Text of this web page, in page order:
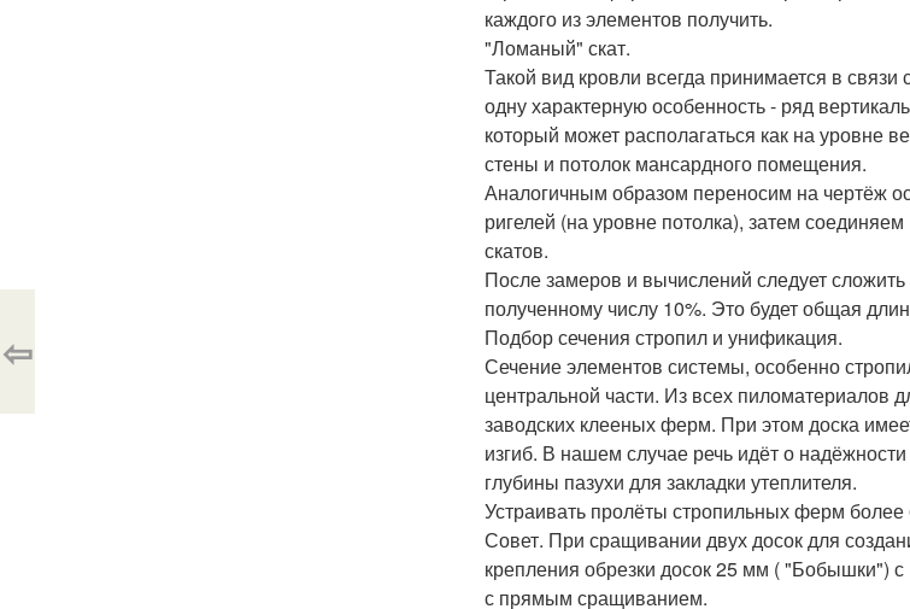
каждого из элементов получить.
"Ломаный" скат.
Такой вид кровли всегда принимается в
одну характерную особенность - ряд
который может располагаться как на уровне
стены и потолок мансардного помещения.
Аналогичным образом переносим на чертёж
ригелей (на уровне потолка), затем
скатов.
После замеров и вычислений следует
полученному числу 10%. Это будет общая
Подбор сечения стропил и унификация.
Сечение элементов системы, особенно
центральной части. Из всех пиломатериалов
заводских клееных ферм. При этом доска
изгиб. В нашем случае речь идёт о
глубины пазухи для закладки утеплителя.
Устраивать пролёты стропильных ферм
Совет. При сращивании двух досок для
крепления обрезки досок 25 мм ( "Бобышки")
с прямым сращиванием.
⇦